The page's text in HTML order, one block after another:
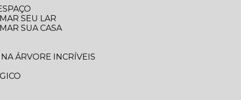
SEU LAR
SUA CASA
NA ÁRVORE INCRÍVEIS